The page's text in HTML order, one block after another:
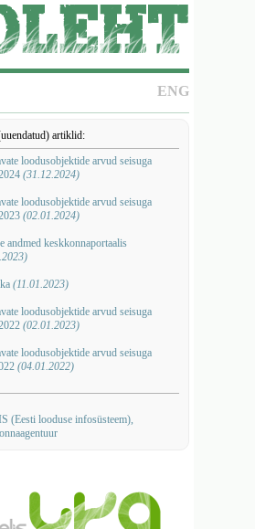
ENG
artiklid:
loodusobjektide arvud seisuga
(31.12.2024)
loodusobjektide arvud seisuga
(02.01.2024)
andmed keskkonnaportaalis
(11.01.2023)
loodusobjektide arvud seisuga
(02.01.2023)
loodusobjektide arvud seisuga
(04.01.2022)
(Eesti looduse infosüsteem),